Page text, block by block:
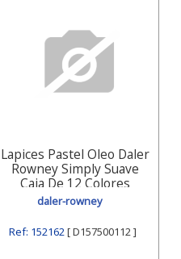
Lapices Pastel Oleo Daler
Rowney Simply Suave
Caja De 12 Colores
Surtidos D157500112
Daler-rowney
daler-rowney
Ref: 152162[ D157500112 ]